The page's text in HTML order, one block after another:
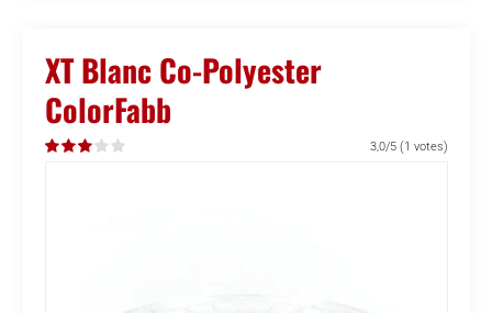
XT Blanc Co-Polyester
ColorFabb
3,0/5 (1 votes)